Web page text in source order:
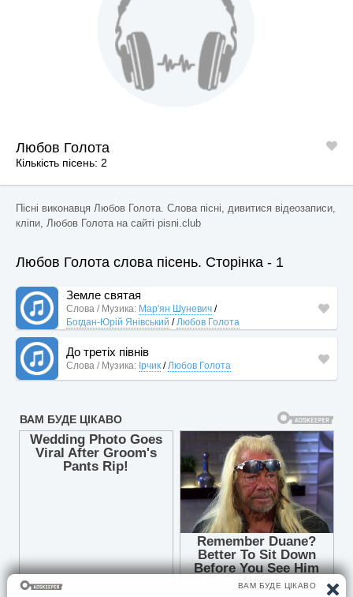
Любов Голота
Кількість пісень: 2
Пісні виконавця Любов Голота. Слова пісні, дивитися відеозаписи,
кліпи, Любов Голота на сайті pisni.club
Любов Голота слова пісень. Сторінка - 1
Земле святая
Слова / Музика: Мар'ян Шуневич /
Богдан-Юрій Янівський / Любов Голота
До третіх півнів
Слова / Музика: Ірчик /Любов Голота